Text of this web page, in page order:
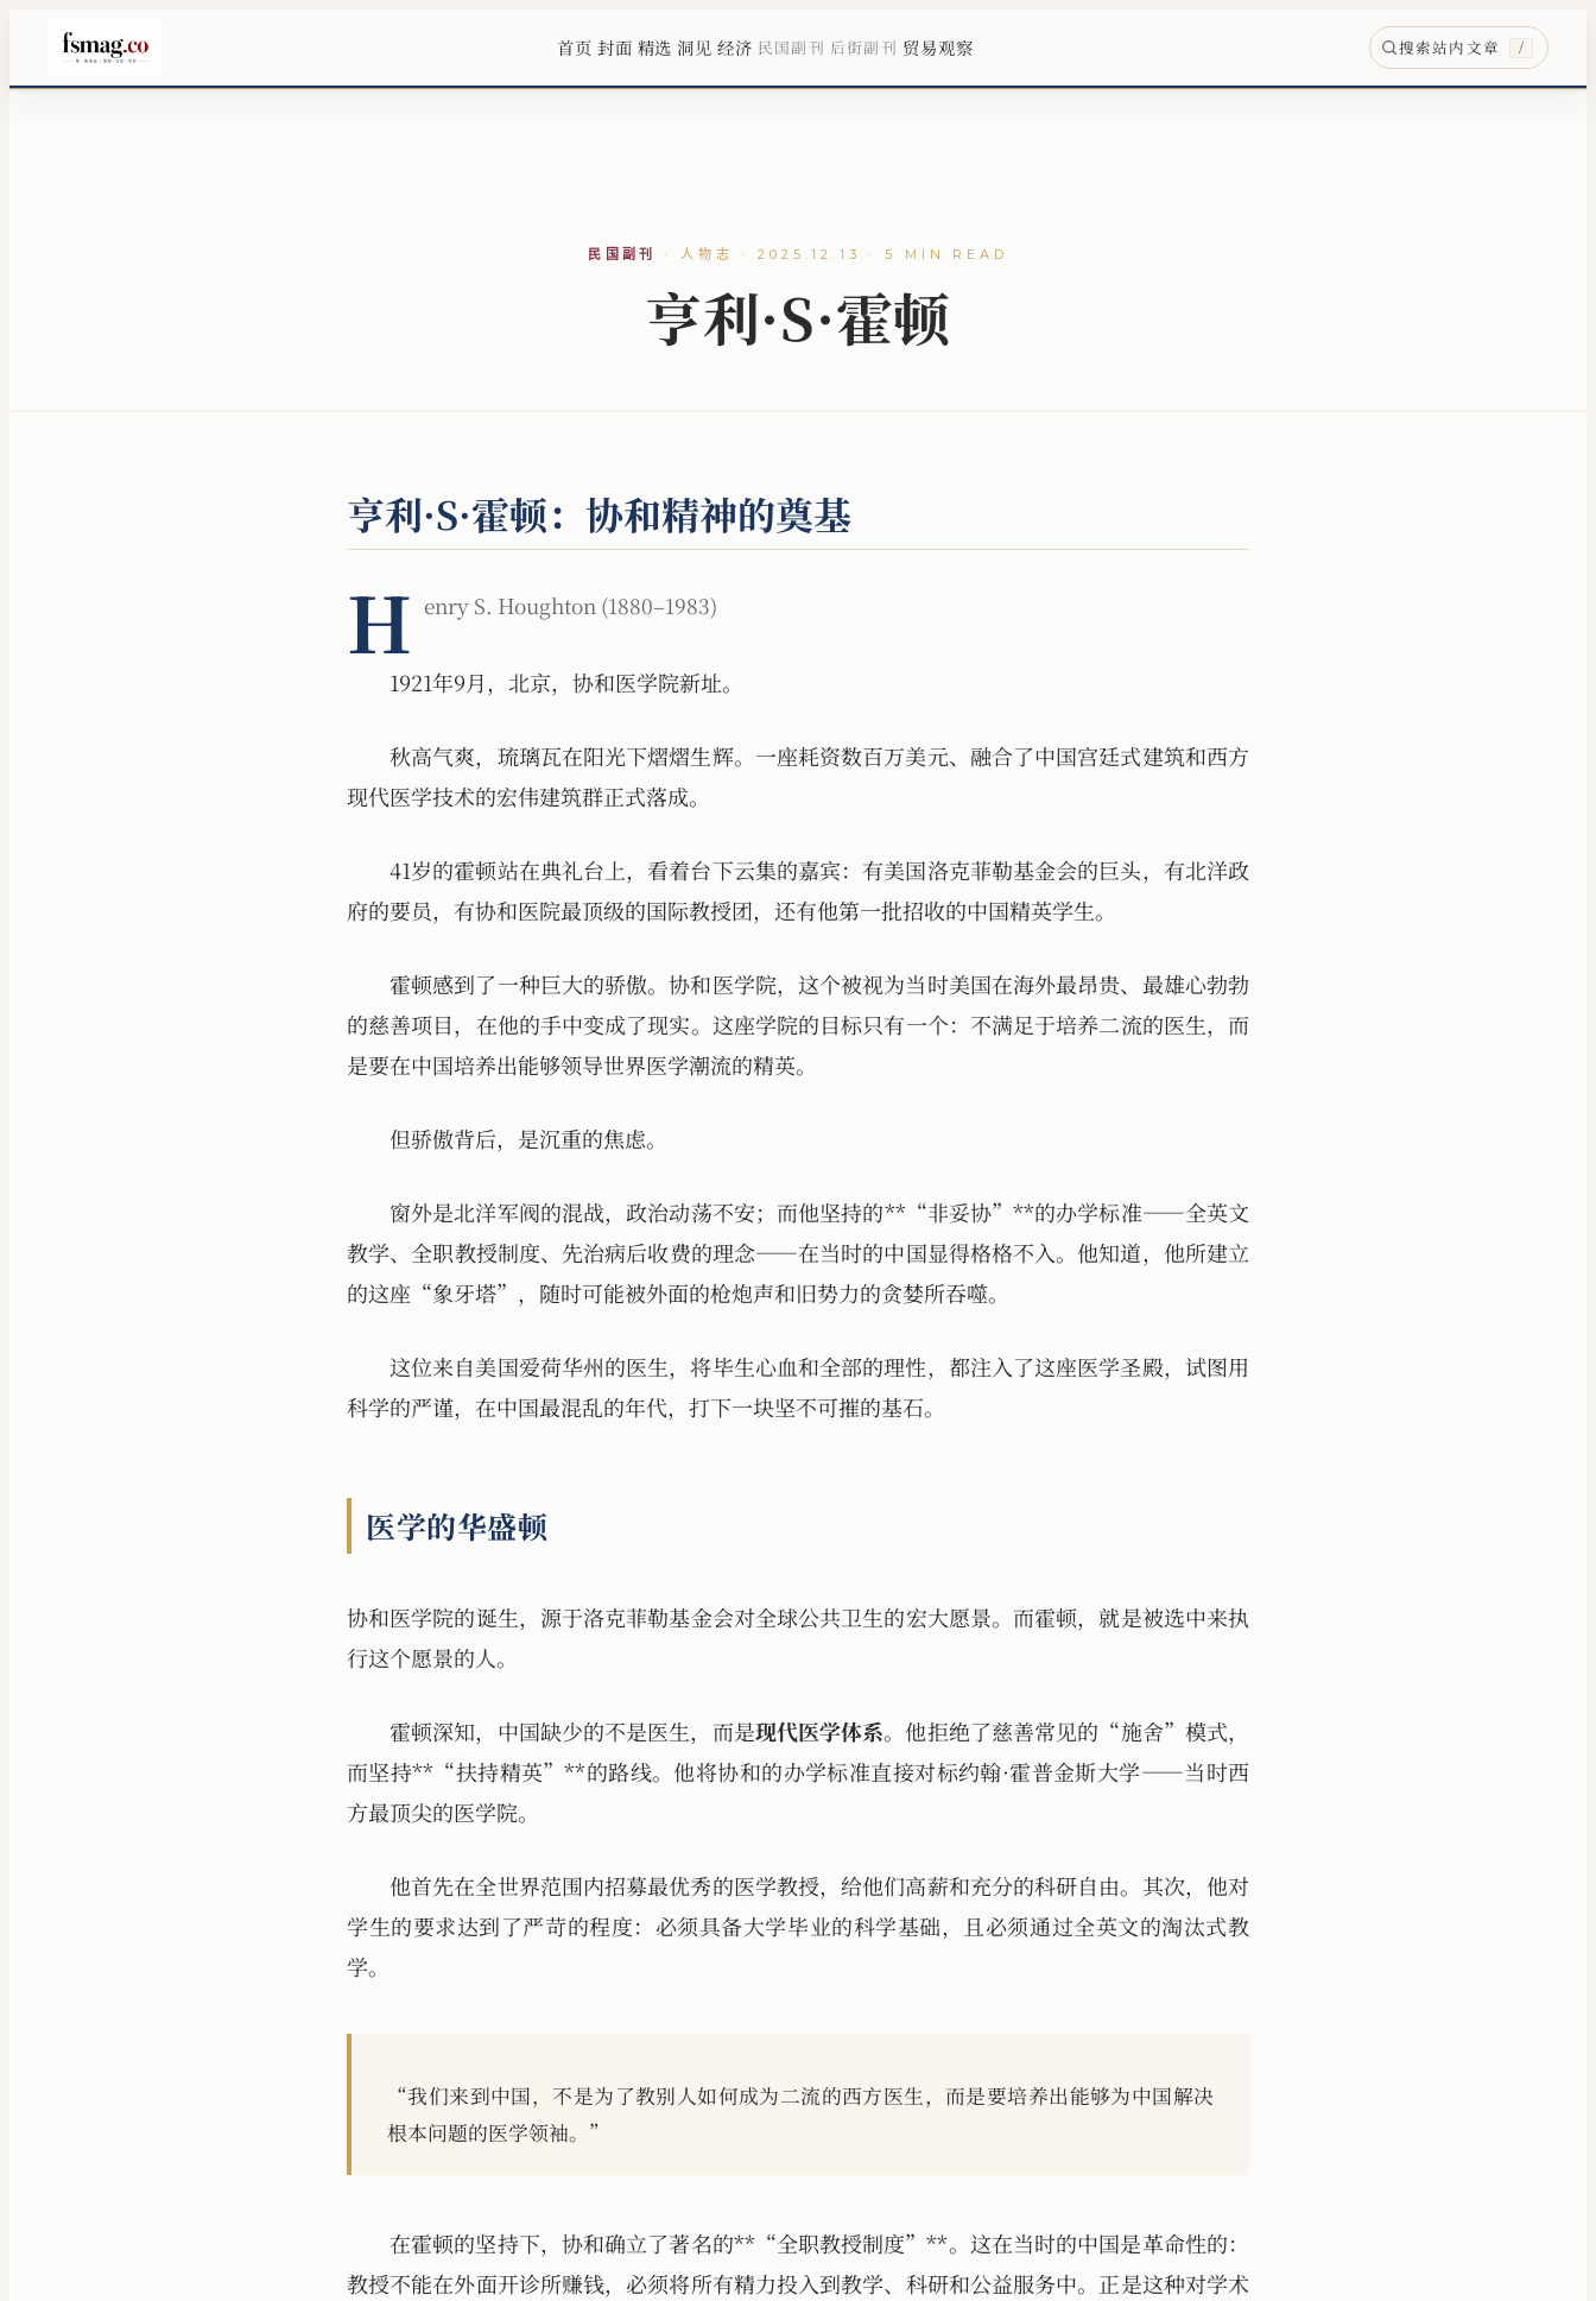
首页 封面 精选 洞见 经济 民国副刊 后街副刊 贸易观察 搜索站内文章 /
民国副刊 ·人物志 · 2025.12.13 · 5 MIN READ
亨利·S·霍顿
亨利·S·霍顿：协和精神的奠基
H enry S. Houghton (1880–1983)
1921年9月，北京，协和医学院新址。
秋高气爽，琉璃瓦在阳光下熠熠生辉。一座耗资数百万美元、融合了中国宫廷式建筑和西方
现代医学技术的宏伟建筑群正式落成。
41岁的霍顿站在典礼台上，看着台下云集的嘉宾：有美国洛克菲勒基金会的巨头，有北洋政
府的要员，有协和医院最顶级的国际教授团，还有他第一批招收的中国精英学生。
霍顿感到了一种巨大的骄傲。协和医学院，这个被视为当时美国在海外最昂贵、最雄心勃勃
的慈善项目，在他的手中变成了现实。这座学院的目标只有一个：不满足于培养二流的医生，而
是要在中国培养出能够领导世界医学潮流的精英。
但骄傲背后，是沉重的焦虑。
窗外是北洋军阀的混战，政治动荡不安；而他坚持的**“非妥协”**的办学标准——全英文
教学、全职教授制度、先治病后收费的理念——在当时的中国显得格格不入。他知道，他所建立
的这座“象牙塔”，随时可能被外面的枪炮声和旧势力的贪婪所吞噬。
这位来自美国爱荷华州的医生，将毕生心血和全部的理性，都注入了这座医学圣殿，试图用
科学的严谨，在中国最混乱的年代，打下一块坚不可摧的基石。
医学的华盛顿
协和医学院的诞生，源于洛克菲勒基金会对全球公共卫生的宏大愿景。而霍顿，就是被选中来执
行这个愿景的人。
霍顿深知，中国缺少的不是医生，而是现代医学体系。他拒绝了慈善常见的“施舍”模式，
而坚持**“扶持精英”**的路线。他将协和的办学标准直接对标约翰·霍普金斯大学——当时西
方最顶尖的医学院。
他首先在全世界范围内招募最优秀的医学教授，给他们高薪和充分的科研自由。其次，他对
学生的要求达到了严苛的程度：必须具备大学毕业的科学基础，且必须通过全英文的淘汰式教
学。
“我们来到中国，不是为了教别人如何成为二流的西方医生，而是要培养出能够为中国解决
根本问题的医学领袖。”
在霍顿的坚持下，协和确立了著名的**“全职教授制度”**。这在当时的中国是革命性的：
教授不能在外面开诊所赚钱，必须将所有精力投入到教学、科研和公益服务中。正是这种对学术